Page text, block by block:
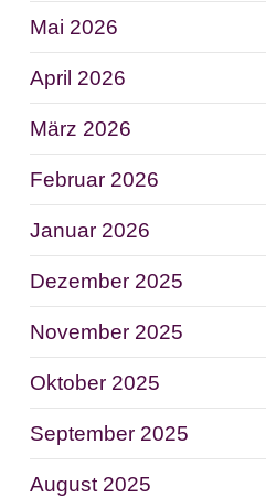
Mai 2026
April 2026
März 2026
Februar 2026
Januar 2026
Dezember 2025
November 2025
Oktober 2025
September 2025
August 2025